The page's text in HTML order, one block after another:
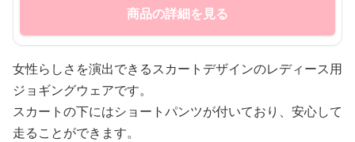
商品の詳細を見る
女性らしさを演出できるスカートデザインのレディース用
ジョギングウェアです。
スカートの下にはショートパンツが付いており、安心して
走ることができます。